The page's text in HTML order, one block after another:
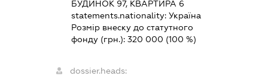
БУДИНОК 97, КВАРТИРА 6
statements.nationality:Україна
Розмір внеску до статутного
фонду (грн.):320 000 (100 %)
dossier.heads: